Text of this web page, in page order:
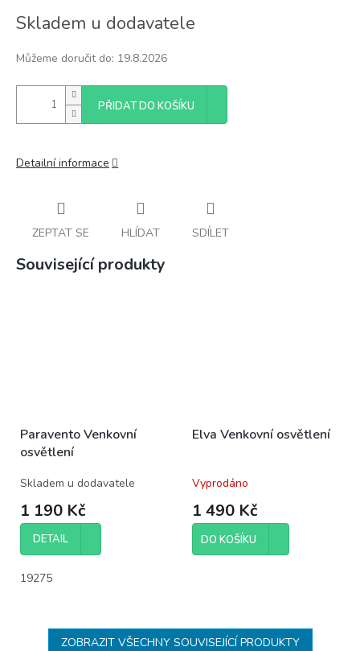
cena:
Skladem u dodavatele
Můžeme doručit do: 19.8.2026
PŘIDAT DO KOŠÍKU
Detailní informace
ZEPTAT SE HLÍDAT SDÍLET
Související produkty
Paravento Venkovní
osvětlení
Skladem u dodavatele
1 190 Kč
DETAIL
19275
Elva Venkovní osvětlení
Vyprodáno
1 490 Kč
DO KOŠÍKU
ZOBRAZIT VŠECHNY SOUVISEJÍCÍ PRODUKTY